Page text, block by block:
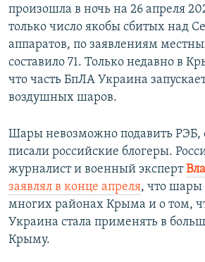
произошла в ночь на 26 апреля
только число якобы сбитых над
аппаратов, по заявлениям
составило 71. Только недавно в
что часть БпЛА Украина
воздушных шаров.
Шары невозможно подавить РЭБ,
писали российские блогеры.
журналист и военный эксперт
заявлял в конце апреля, что шары
многих районах Крыма и о том,
Украина стала применять в
Крыму.